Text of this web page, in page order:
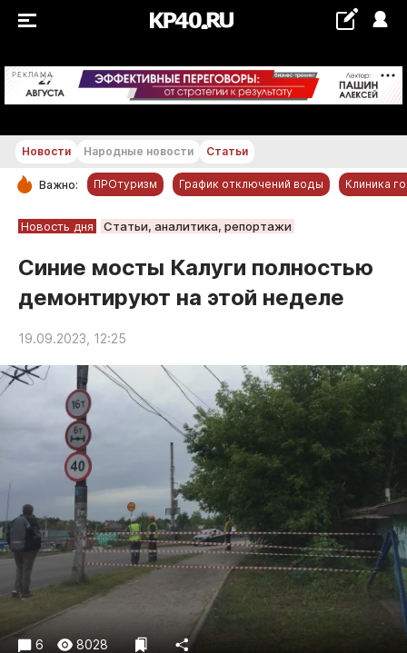
РЕКЛАМА +22...+23 °С
РУБРИКИ
Статьи
Народные новости
Авто и транспорт
Благоустройство
Криминал
Культура
Недвижимость и ЖКХ
Образование
Общество
Погода
Праздники
Происшествия
Спорт
Новости Народные новости Статьи
Важно: ПРОтуризм График отключений воды Клиника
Новость дня Статьи, аналитика, репортажи
Синие мосты Калуги полностью
демонтируют на этой неделе
19.09.2023, 12:25
6 8028